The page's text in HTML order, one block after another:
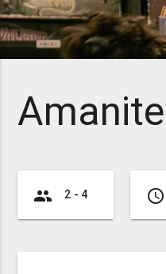
Amanite
group 2 - 4 access_time